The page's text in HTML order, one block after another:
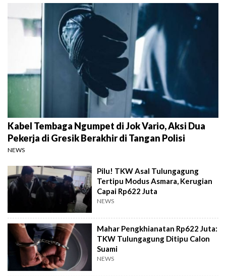
Kabel Tembaga Ngumpet di Jok Vario, Aksi Dua
Pekerja di Gresik Berakhir di Tangan Polisi
NEWS
Pilu! TKW Asal Tulungagung
Tertipu Modus Asmara, Kerugian
Capai Rp622 Juta
NEWS
Mahar Pengkhianatan Rp622 Juta:
TKW Tulungagung Ditipu Calon
Suami
NEWS